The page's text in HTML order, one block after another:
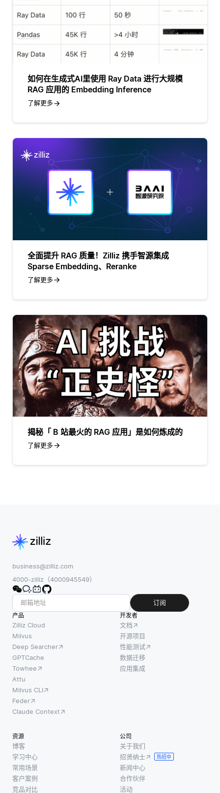
如何在生成式AI里使用 Ray Data 进行大规模
RAG 应用的 Embedding Inference
了解更多
全面提升 RAG 质量！Zilliz 携手智源集成
Sparse Embedding、Reranke
了解更多
揭秘「 B 站最火的 RAG 应用」是如何炼成的
了解更多
business@zilliz.com
4000-zilliz（4000945549）
订阅
产品
Zilliz Cloud
Milvus
Deep Searcher
GPTCache
Towhee
Attu
Milvus CLI
Feder
Claude Context
开发者
文档
开源项目
性能测试
数据迁移
应用集成
资源
博客
学习中心
常用场景
客户案例
竞品对比
公司
关于我们
招贤纳士
热招中
新闻中心
合作伙伴
活动